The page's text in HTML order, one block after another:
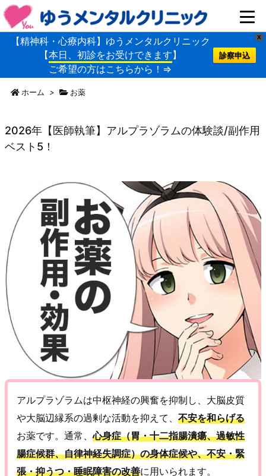
X
【精神科・心療内科】ゆうメンタルクリニック
【本日、初診をお受けできます】
ご希望の方はこちらから！⇒
診察申込
ホーム > お薬
2026年【医師執筆】アルプラゾラムの体験談/副作用
ベスト5！
アルプラゾラムは中枢神経の興奮を抑制し、大脳皮質
や大脳辺縁系の過剰な活動を抑えて、 不安を和らげる
お薬です。通常、心身症（胃・十二指腸潰瘍、過敏性
腸症候群、自律神経失調症）の身体症候や、不安・緊
張・抑うつ・睡眠障害の改善に用いられます。